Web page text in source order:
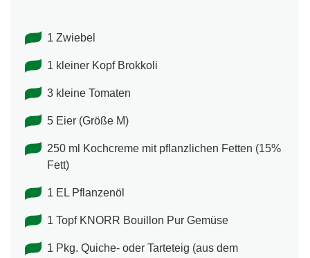
1 Zwiebel
1 kleiner Kopf Brokkoli
3 kleine Tomaten
5 Eier (Größe M)
250 ml Kochcreme mit pflanzlichen Fetten (15%
Fett)
1 EL Pflanzenöl
1 Topf KNORR Bouillon Pur Gemüse
1 Pkg. Quiche- oder Tarteteig (aus dem